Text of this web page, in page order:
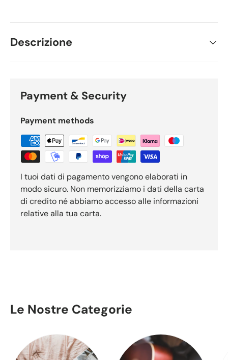
Descrizione
Payment & Security
Payment methods
I tuoi dati di pagamento vengono elaborati in
modo sicuro. Non memorizziamo i dati della carta
di credito né abbiamo accesso alle informazioni
relative alla tua carta.
Le Nostre Categorie